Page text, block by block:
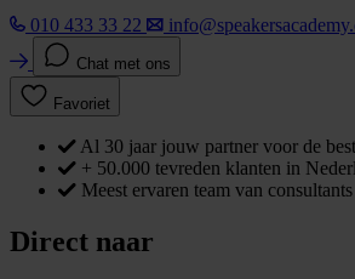
010 433 33 22
Chat met ons
Favoriet
Al 30 jaar jouw partner voor de
+ 50.000 tevreden klanten in
Meest ervaren team van consultants
Direct naar